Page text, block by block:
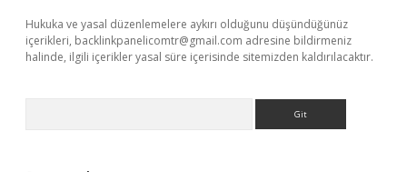
Hukuka ve yasal düzenlemelere aykırı olduğunu düşündüğünüz
içerikleri, backlinkpanelicomtr@gmail.com adresine bildirmeniz
halinde, ilgili içerikler yasal süre içerisinde sitemizden kaldırılacaktır.